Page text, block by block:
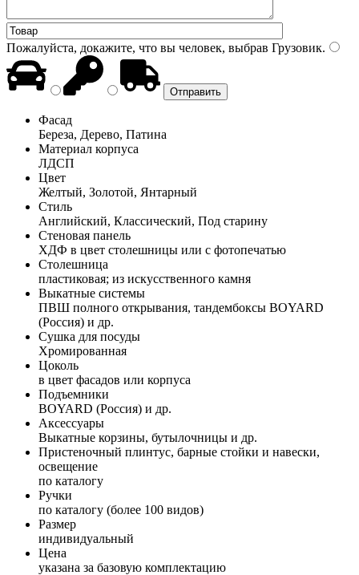
Пожалуйста, докажите, что вы человек, выбрав Грузовик.
Фасад
Береза, Дерево, Патина
Материал корпуса
ЛДСП
Цвет
Желтый, Золотой, Янтарный
Стиль
Английский, Классический, Под старину
Стеновая панель
ХДФ в цвет столешницы или с фотопечатью
Столешница
пластиковая; из искусственного камня
Выкатные системы
ПВШ полного открывания, тандембоксы BOYARD
(Россия) и др.
Сушка для посуды
Хромированная
Цоколь
в цвет фасадов или корпуса
Подъемники
BOYARD (Россия) и др.
Аксессуары
Выкатные корзины, бутылочницы и др.
Пристеночный плинтус, барные стойки и навески,
освещение
по каталогу
Ручки
по каталогу (более 100 видов)
Размер
индивидуальный
Цена
указана за базовую комплектацию